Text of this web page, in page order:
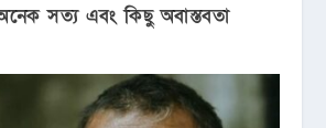
সত্য এবং কিছু অবাস্তবতা